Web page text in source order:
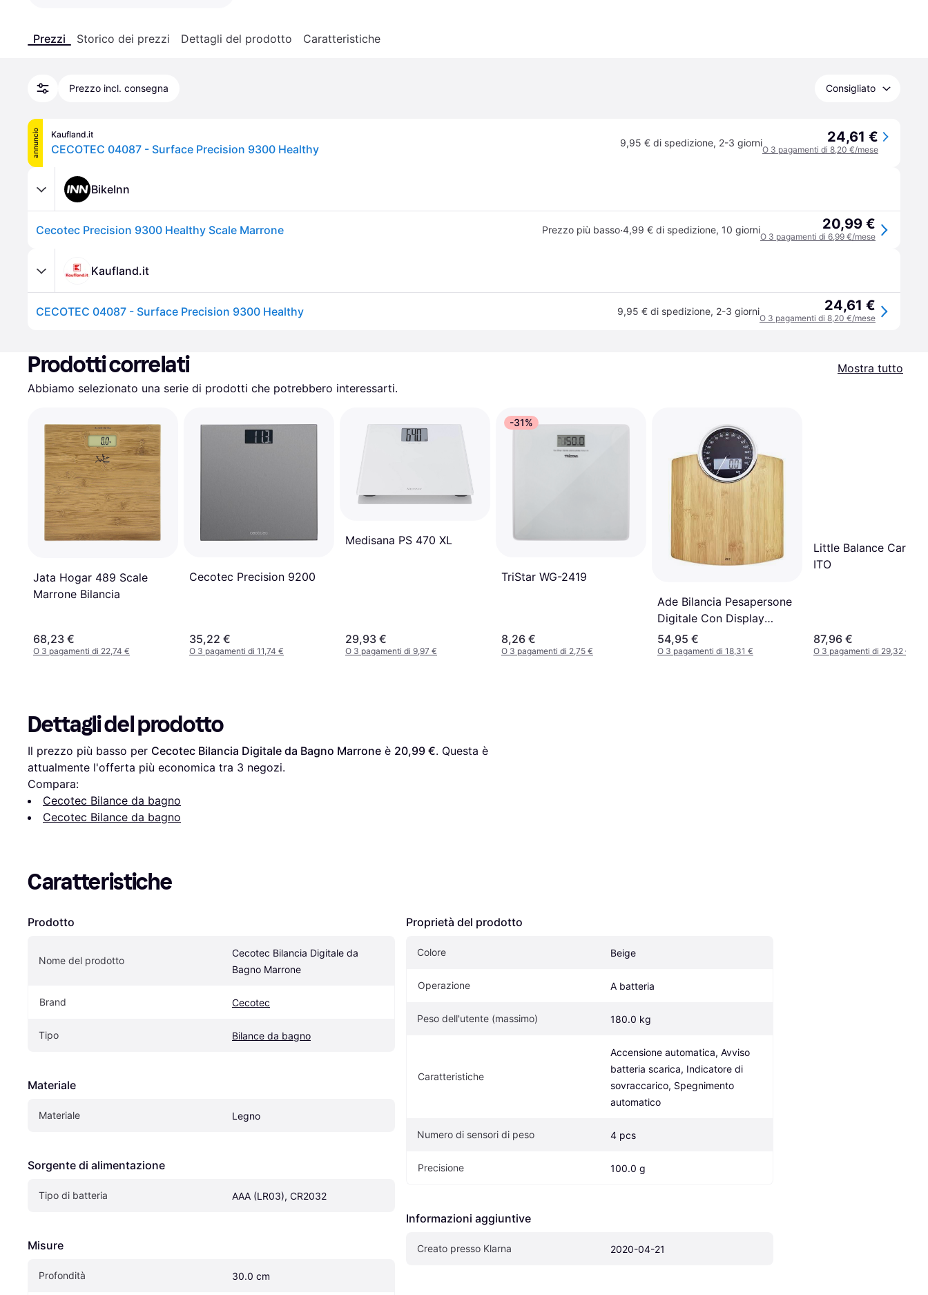
Prezzi Storico dei prezzi Dettagli del prodotto Caratteristiche
Prezzo incl. consegna Consigliato
annuncio Kaufland.it
CECOTEC 04087 - Surface Precision 9300 Healthy 9,95 € di spedizione, 2-3 giorni 24,61 €
O 3 pagamenti di 8,20 €/mese
BikeInn
Cecotec Precision 9300 Healthy Scale Marrone Prezzo più basso·4,99 € di spedizione, 10 giorni 20,99 €
O 3 pagamenti di 6,99 €/mese
Kaufland.it
CECOTEC 04087 - Surface Precision 9300 Healthy 9,95 € di spedizione, 2-3 giorni 24,61 €
O 3 pagamenti di 8,20 €/mese
Prodotti correlati
Mostra tutto
Abbiamo selezionato una serie di prodotti che potrebbero interessarti.
Jata Hogar 489 Scale
Marrone Bilancia
68,23 €
O 3 pagamenti di 22,74 €
Cecotec Precision 9200
35,22 €
O 3 pagamenti di 11,74 €
Medisana PS 470 XL
29,93 €
O 3 pagamenti di 9,97 €
-31%
TriStar WG-2419
8,26 €
O 3 pagamenti di 2,75 €
Ade Bilancia Pesapersone
Digitale Con Display
Analogico
54,95 €
O 3 pagamenti di 18,31 €
Little Balance Cardio
ITO
87,96 €
O 3 pagamenti di 29,32 €
Dettagli del prodotto
Il prezzo più basso per Cecotec Bilancia Digitale da Bagno Marrone è 20,99 €. Questa è
attualmente l'offerta più economica tra 3 negozi.
Compara:
Cecotec Bilance da bagno
Cecotec Bilance da bagno
Caratteristiche
Prodotto
Nome del prodotto
Cecotec Bilancia Digitale da
Bagno Marrone
Brand Cecotec
Tipo Bilance da bagno
Materiale
Materiale Legno
Sorgente di alimentazione
Tipo di batteria AAA (LR03), CR2032
Misure
Profondità 30.0 cm
Proprietà del prodotto
Colore Beige
Operazione A batteria
Peso dell'utente (massimo) 180.0 kg
Caratteristiche
Accensione automatica, Avviso
batteria scarica, Indicatore di
sovraccarico, Spegnimento
automatico
Numero di sensori di peso 4 pcs
Precisione 100.0 g
Informazioni aggiuntive
Creato presso Klarna 2020-04-21